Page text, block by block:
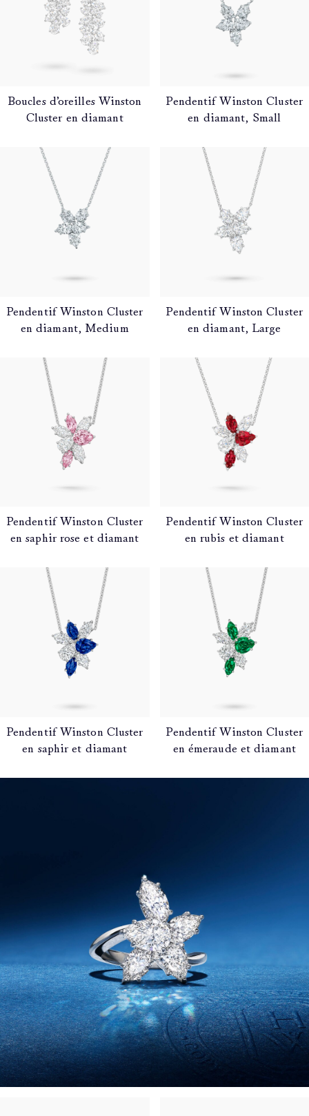
Boucles d’oreilles Winston
Cluster en diamant
Pendentif Winston Cluster
en diamant, Small
Pendentif Winston Cluster
en diamant, Medium
Pendentif Winston Cluster
en diamant, Large
Pendentif Winston Cluster
en saphir rose et diamant
Pendentif Winston Cluster
en rubis et diamant
Pendentif Winston Cluster
en saphir et diamant
Pendentif Winston Cluster
en émeraude et diamant